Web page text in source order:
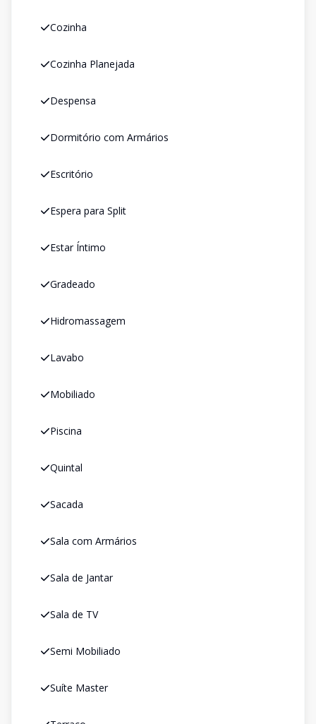
Cozinha
Cozinha Planejada
Despensa
Dormitório com Armários
Escritório
Espera para Split
Estar Íntimo
Gradeado
Hidromassagem
Lavabo
Mobiliado
Piscina
Quintal
Sacada
Sala com Armários
Sala de Jantar
Sala de TV
Semi Mobiliado
Suíte Master